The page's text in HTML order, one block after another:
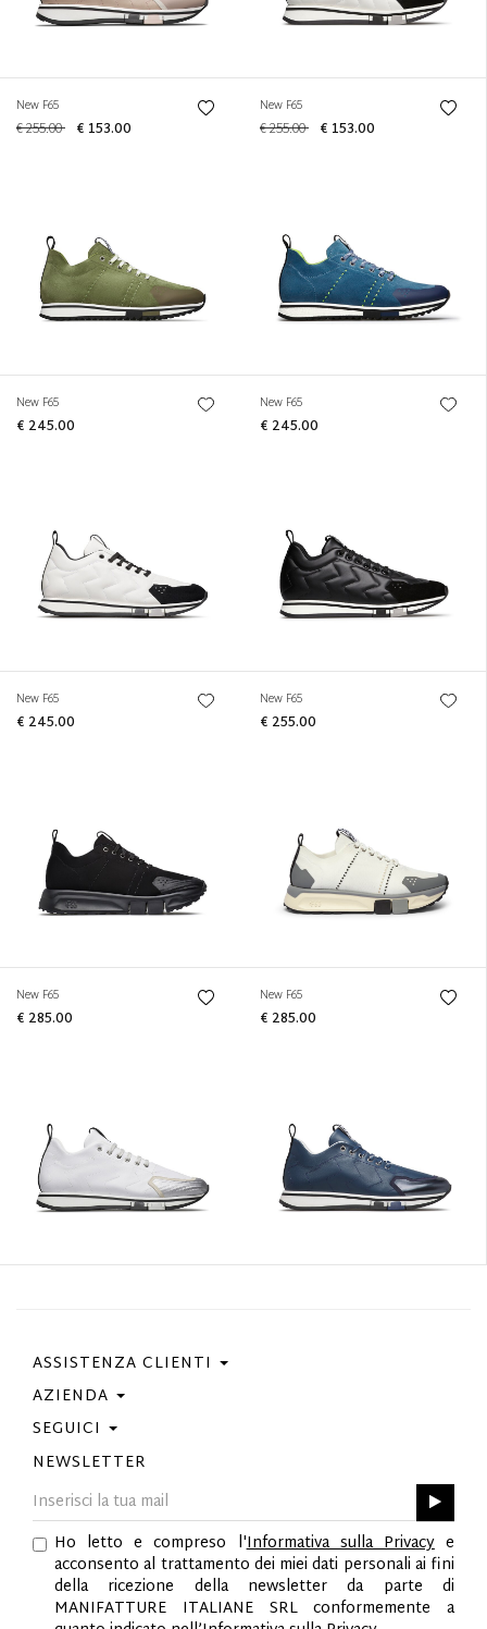
New F65
€ 255.00 € 153.00
New F65
€ 255.00 € 153.00
New F65
€ 245.00
New F65
€ 245.00
New F65
€ 245.00
New F65
€ 255.00
New F65
€ 285.00
New F65
€ 285.00
ASSISTENZA CLIENTI
Contattaci
Condizioni Di Acquisto
Guida Taglie
AZIENDA
Privacy Policy
Cookie Policy
Best Of Fabi
GPSR
SEGUICI
Facebook
Instagram
Pinterest
Twitter
YouTube
LinkedIn
NEWSLETTER
Ho letto e compreso l'Informativa sulla Privacye
acconsento al trattamento dei miei dati personali ai fini
della ricezione della newsletter da parte di
MANIFATTURE ITALIANE SRL conformemente a